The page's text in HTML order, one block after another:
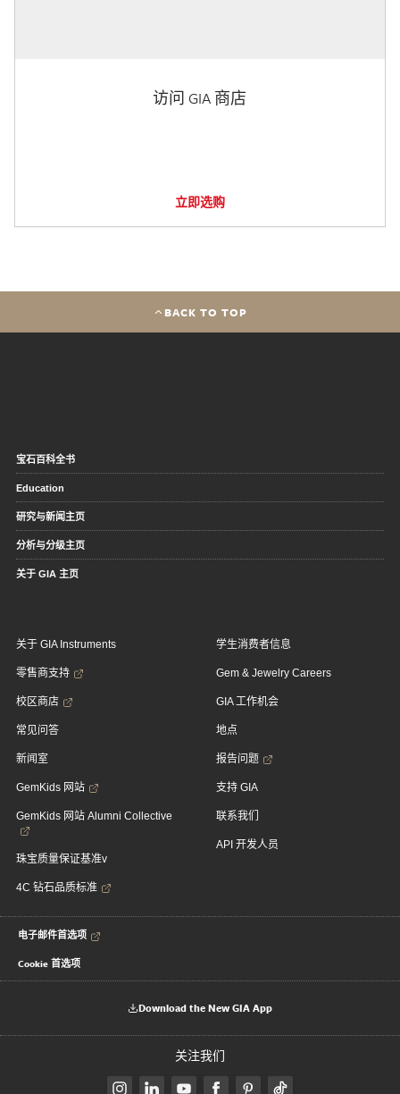
访问 GIA 商店
立即选购
BACK TO TOP
宝石百科全书
Education
研究与新闻主页
分析与分级主页
关于 GIA 主页
关于 GIA Instruments
零售商支持
校区商店
常见问答
新闻室
GemKids 网站
GemKids 网站 Alumni Collective
珠宝质量保证基准v
4C 钻石品质标准
学生消费者信息
Gem & Jewelry Careers
GIA 工作机会
地点
报告问题
支持 GIA
联系我们
API 开发人员
电子邮件首选项
Cookie 首选项
Download the New GIA App
关注我们